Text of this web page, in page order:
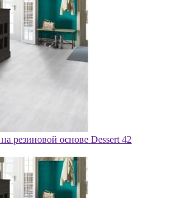
резиновой основе Dessert 42